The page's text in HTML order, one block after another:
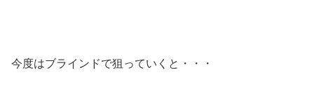
今度はブラインドで狙っていくと・・・